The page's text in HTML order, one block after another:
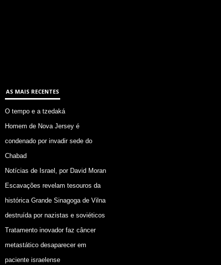
AS MAIS RECENTES
O tempo e a tzedaká
Homem de Nova Jersey é
condenado por invadir sede do
Chabad
Notícias de Israel, por David Moran
Escavações revelam tesouros da
histórica Grande Sinagoga de Vilna
destruída por nazistas e soviéticos
Tratamento inovador faz câncer
metastático desaparecer em
paciente israelense